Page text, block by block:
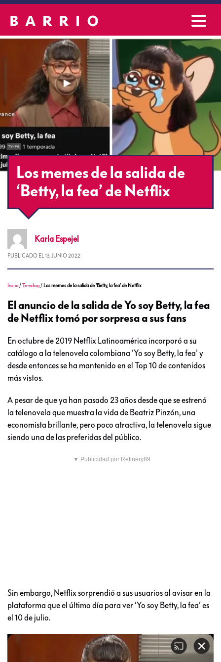
Los memes de la salida de
‘Betty, la fea’ de Netflix
Karla Espejel
PUBLICADO EL 13, JUNIO 2022
Inicio /Trending / Los memes de la salida de ‘Betty, la fea’ de Netflix
El anuncio de la salida de Yo soy Betty, la fea
de Netflix tomó por sorpresa a sus fans
En octubre de 2019 Netflix Latinoamérica incorporó a su
catálogo a la telenovela colombiana ‘Yo soy Betty, la fea’ y
desde entonces se ha mantenido en el Top 10 de contenidos
más vistos.
A pesar de que ya han pasado 23 años desde que se estrenó
la telenovela que muestra la vida de Beatriz Pinzón, una
economista brillante, pero poco atractiva, la telenovela sigue
siendo una de las preferidas del público.
▼ Publicidad por Refinery89
Sin embargo, Netflix sorprendió a sus usuarios al avisar en la
plataforma que el último día para ver ‘Yo soy Betty, la fea’ es
el 10 de julio.